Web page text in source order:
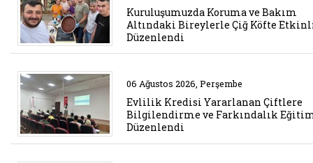
Kuruluşumuzda Koruma ve Bakım
Altındaki Bireylerle Çiğ Köfte
Düzenlendi
Belgeyi aç: egitim 13
06 Ağustos 2026, Perşembe
Evlilik Kredisi Yararlanan Çiftlere
Bilgilendirme ve Farkındalık
Düzenlendi